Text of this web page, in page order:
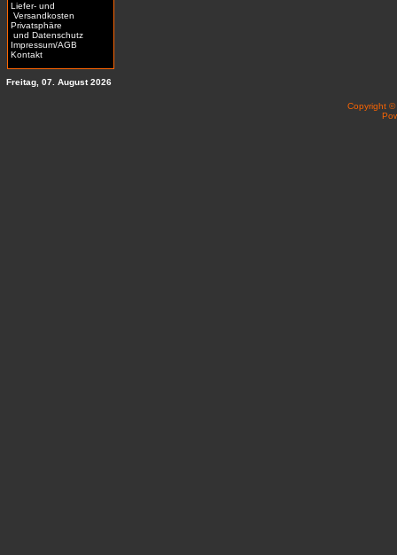
Liefer- und
Versandkosten
Privatsphäre
und Datenschutz
Impressum/AGB
Kontakt
Freitag, 07. August 2026
Copyright